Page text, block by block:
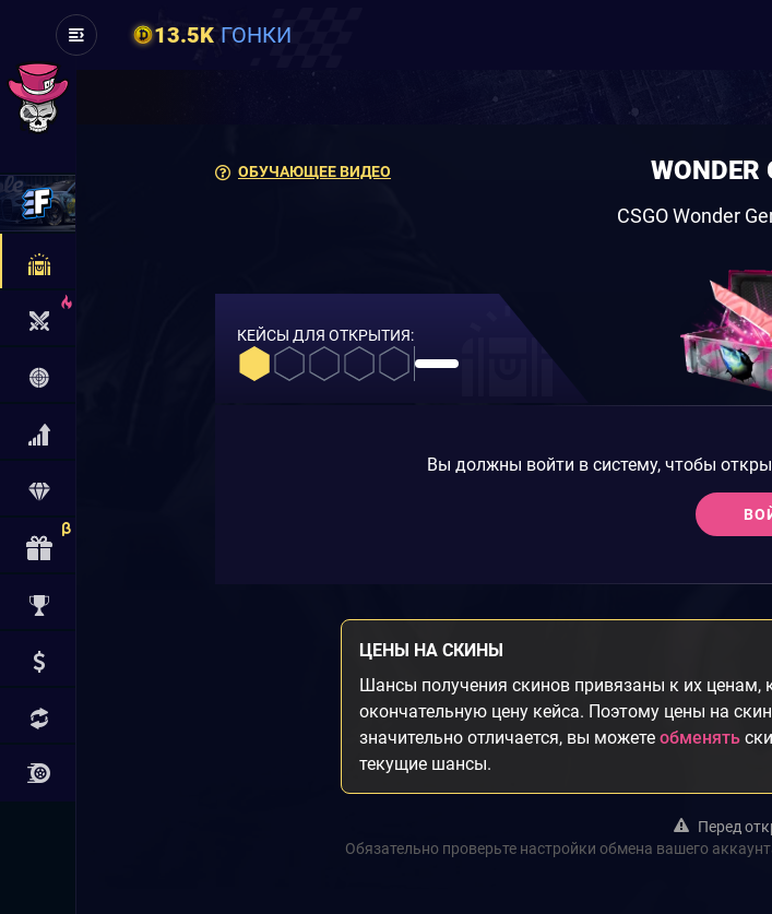
13.5K ГОНКИ
ОБУЧАЮЩЕЕ ВИДЕО WONDER
CSGO Wonder
КЕЙСЫ ДЛЯ ОТКРЫТИЯ:
Вы должны войти в систему, чтобы
ЦЕНЫ НА СКИНЫ
Шансы получения скинов привязаны к их ценам,
окончательную цену кейса. Поэтому цены на
значительно отличается, вы можете обменять
текущие шансы.
Перед
Обязательно проверьте настройки обмена вашего